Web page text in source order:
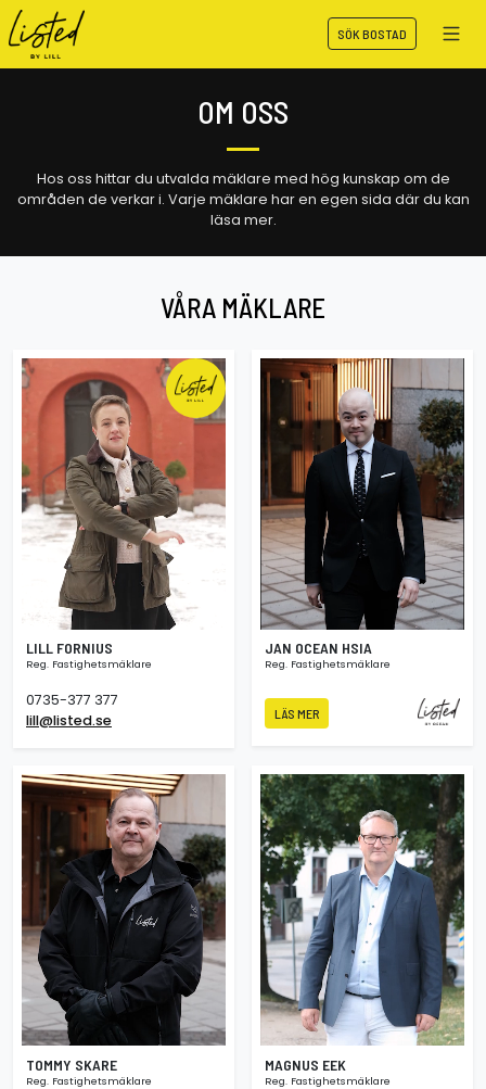
SÖK BOSTAD
OM OSS
Hos oss hittar du utvalda mäklare med hög kunskap om de
områden de verkar i. Varje mäklare har en egen sida där du kan
läsa mer.
VÅRA MÄKLARE
LILL FORNIUS
Reg. Fastighetsmäklare
0735-377 377
lill@listed.se
JAN OCEAN HSIA
Reg. Fastighetsmäklare
LÄS MER
TOMMY SKARE
Reg. Fastighetsmäklare
MAGNUS EEK
Reg. Fastighetsmäklare